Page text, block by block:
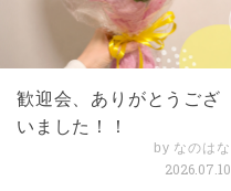
歓迎会、ありがとうござ
いました！！
by なのはな
2026.07.10